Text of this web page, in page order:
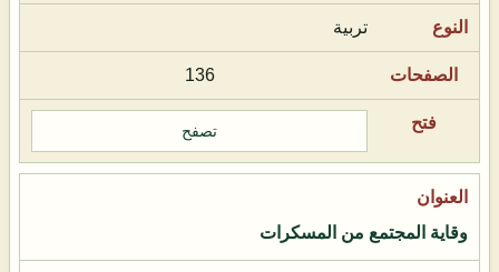
تربية
136
تصفح
وقاية المجتمع من المسكرات